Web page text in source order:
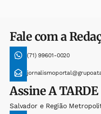
Fale com a
(71) 99601-0020
AssineA TARDE
Salvador e Região